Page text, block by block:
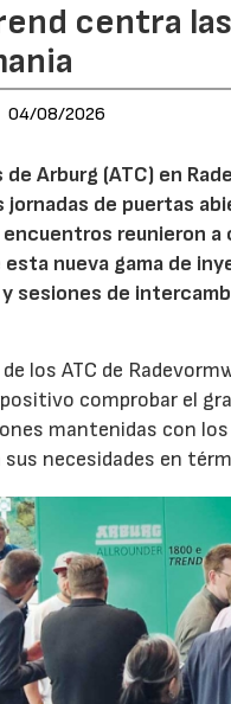
centra
04/08/2026
Arburg (ATC) en
jornadas de puertas
reunieron
nueva gama de
sesiones de
los ATC de
comprobar el
mantenidas con
necesidades en